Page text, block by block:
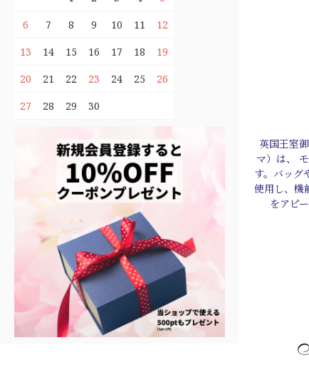
6
7 8 9 10 11
12
13
14 15 16 17 18
19
20
21 22 23 24 25
26
27
28 29 30
英国王室
マ）は、
す。バッグ
使用し、機
をアピ